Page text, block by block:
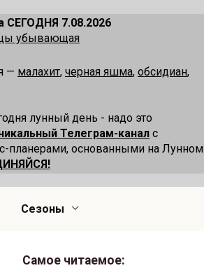
СЕГОДНЯ 7.08.2026
убывающая
— малахит, черная яшма, обсидиан,
лунный день - надо это
Телеграм-канал с
планерами, основанными на Лунном
Сезоны
Самое читаемое: